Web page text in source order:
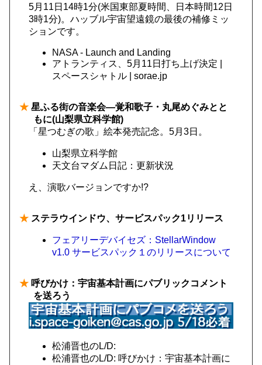
5月11日14時1分(米国東部夏時間、日本時間12日
3時1分)。ハッブル宇宙望遠鏡の最後の補修ミッ
ションです。
NASA - Launch and Landing
アトランティス、5月11日打ち上げ決定 |
スペースシャトル | sorae.jp
★ 星ふる街の音楽会―覚和歌子・丸尾めぐみとと
もに(山梨県立科学館)
「星つむぎの歌」絵本発売記念。5月3日。
山梨県立科学館
天文台マダム日記：更新状況
え、演歌バージョンですか!?
★ ステラウインドウ、サービスパック1リリース
フェアリーデバイセズ：StellarWindow
v1.0 サービスパック１のリリースについて
★ 呼びかけ：宇宙基本計画にパブリックコメント
を送ろう
松浦晋也のL/D:
松浦晋也のL/D: 呼びかけ：宇宙基本計画に